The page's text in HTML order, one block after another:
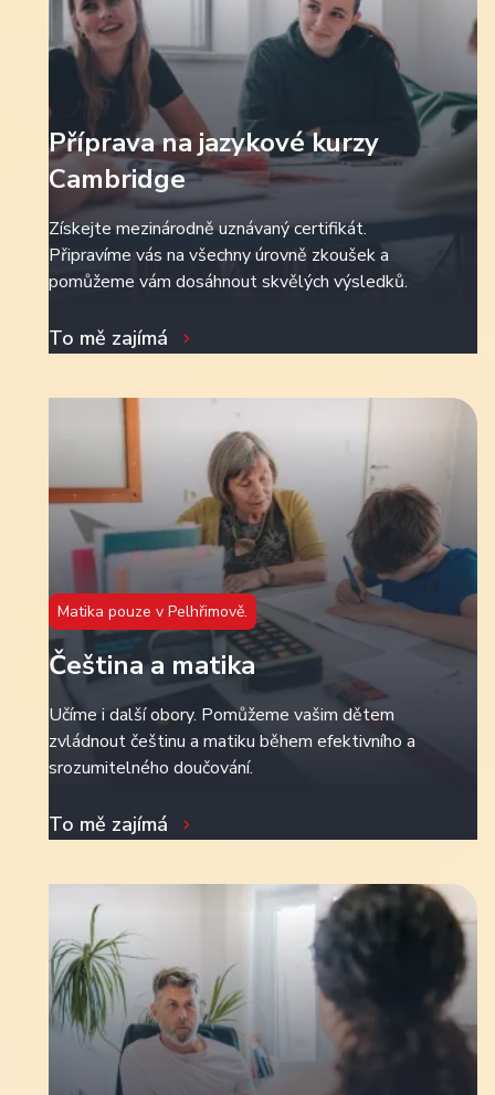
Příprava na jazykové kurzy
Cambridge
Získejte mezinárodně uznávaný certifikát.
Připravíme vás na všechny úrovně zkoušek a
pomůžeme vám dosáhnout skvělých výsledků.
To mě zajímá
Matika pouze v Pelhřimově.
Čeština a matika
Učíme i další obory. Pomůžeme vašim dětem
zvládnout češtinu a matiku během efektivního a
srozumitelného doučování.
To mě zajímá